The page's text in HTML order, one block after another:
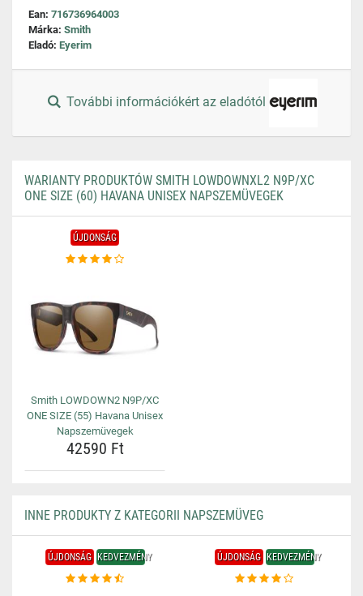
Ean: 716736964003
Márka: Smith
Eladó: Eyerim
További információkért az eladótól
WARIANTY PRODUKTÓW SMITH LOWDOWNXL2 N9P/XC
ONE SIZE (60) HAVANA UNISEX NAPSZEMÜVEGEK
ÚJDONSÁG
Smith LOWDOWN2 N9P/XC
ONE SIZE (55) Havana Unisex
Napszemüvegek
42590 Ft
INNE PRODUKTY Z KATEGORII NAPSZEMÜVEG
ÚJDONSÁG KEDVEZMÉNY ÚJDONSÁG KEDVEZMÉNY